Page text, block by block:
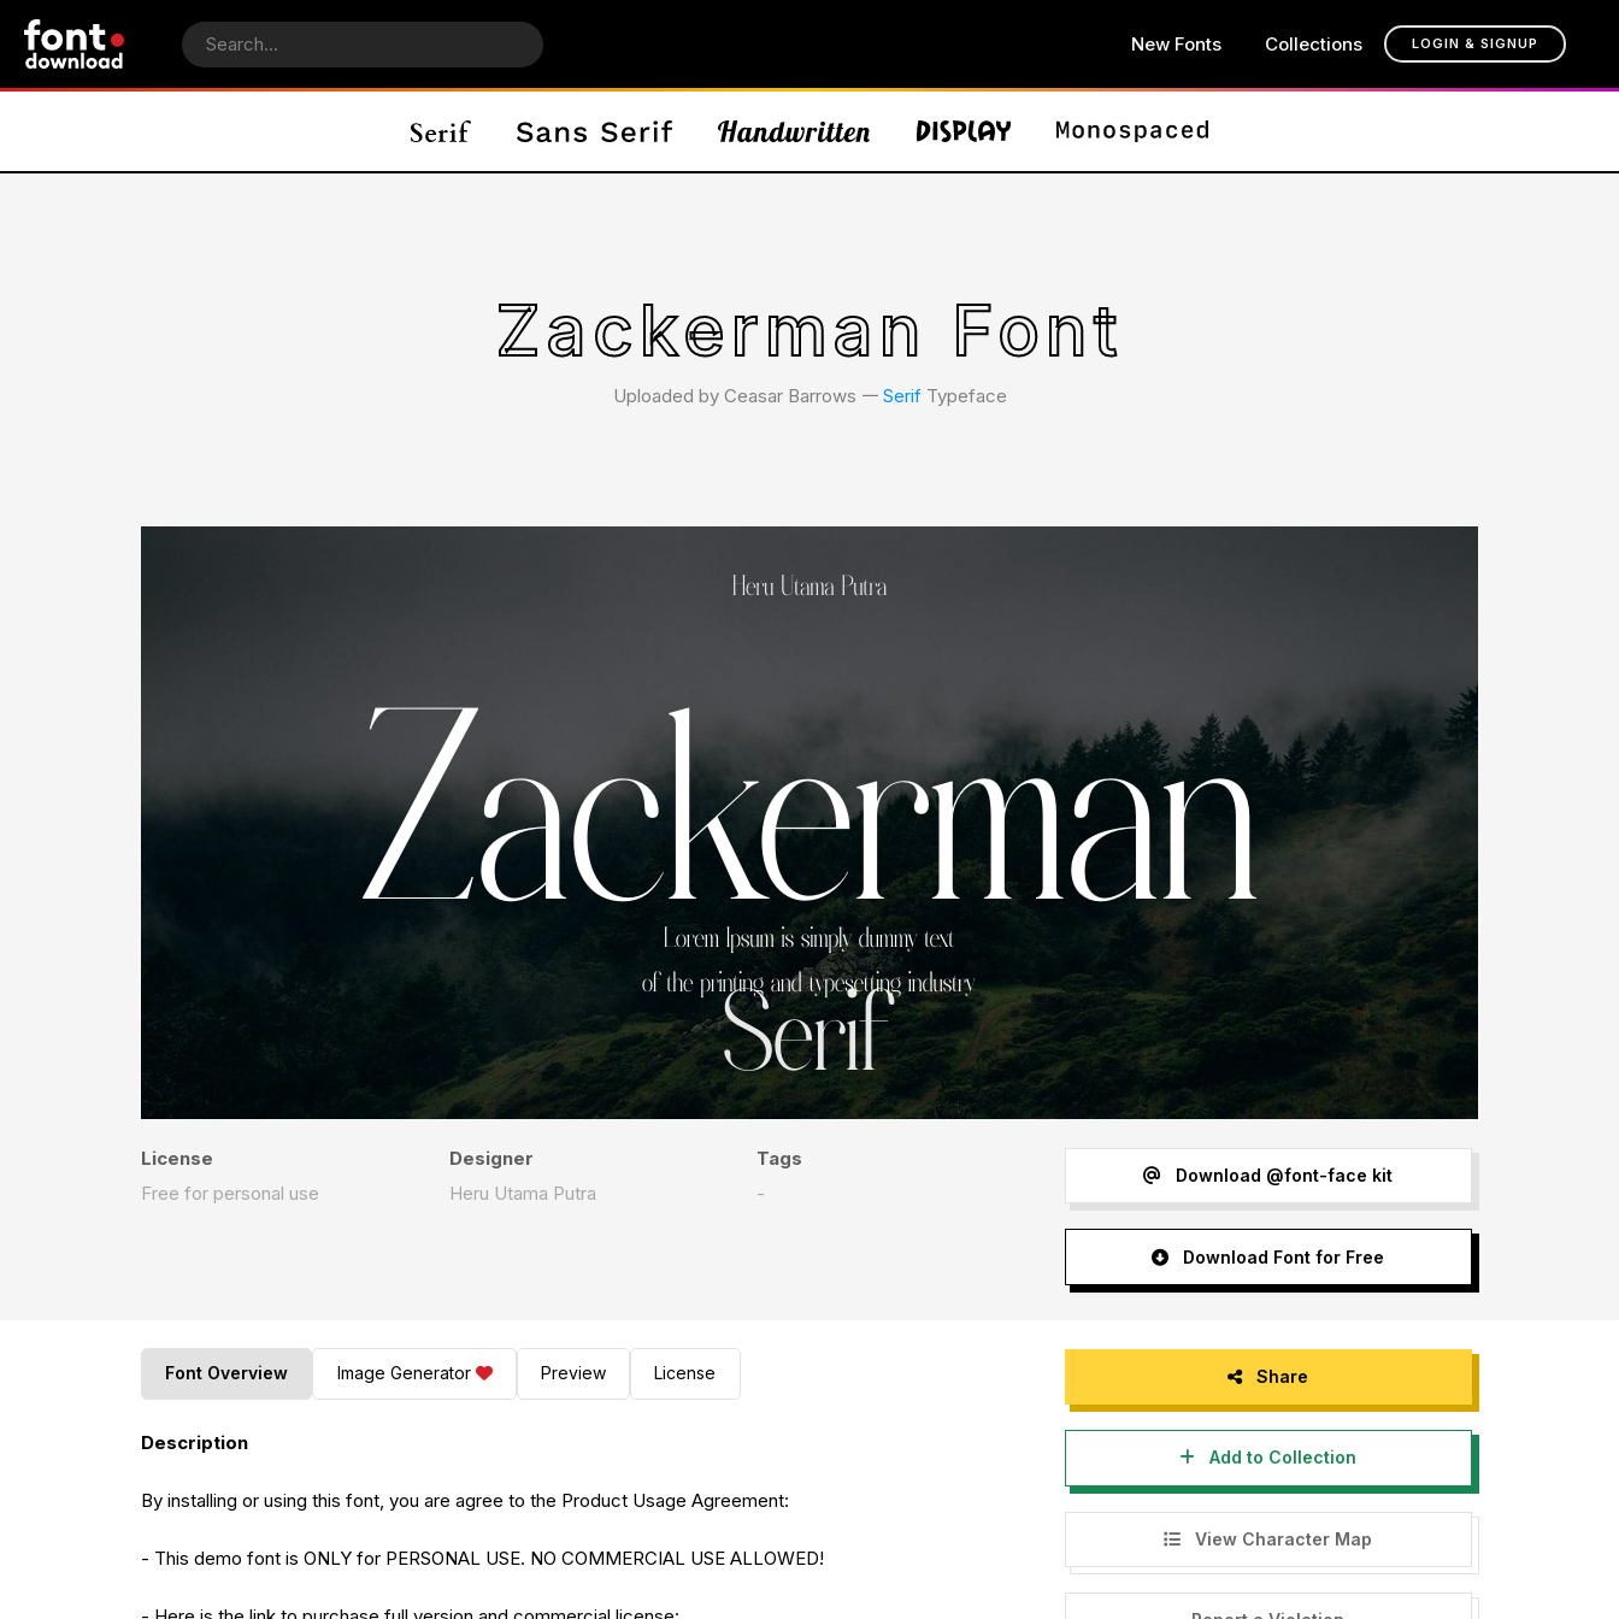
New Fonts Collections LOGIN & SIGNUP
Zackerman Font
Uploaded by Ceasar Barrows 𑁋 SerifTypeface
License
Free for personal use
Designer
Heru Utama Putra
Tags
-
Download @font-face kit
Download Font for Free
Font Overview Image Generator Preview License
Description
By installing or using this font, you are agree to the Product Usage Agreement:
- This demo font is ONLY for PERSONAL USE. NO COMMERCIAL USE ALLOWED!
Share
Add to Collection
View Character Map